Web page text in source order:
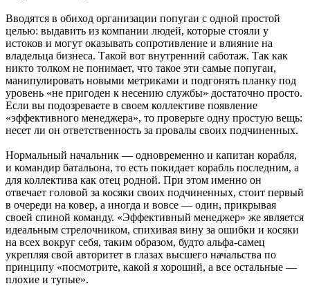
Вводятся в обиход организации попугаи с одной простой
целью: выдавить из компании людей, которые стояли у
истоков и могут оказывать сопротивление и влияние на
владельца бизнеса. Такой вот внутренний саботаж. Так как
никто толком не понимает, что такое эти самые попугаи,
манипулировать новыми метриками и подгонять планку под
уровень «не пригоден к несению службы» достаточно просто.
Если вы подозреваете в своем коллективе появление
«эффективного менеджера», то проверьте одну простую вещь:
несет ли он ответственность за провалы своих подчиненных.
Нормальный начальник — одновременно и капитан корабля,
и командир батальона, то есть покидает корабль последним, а
для коллектива как отец родной. При этом именно он
отвечает головой за косяки своих подчиненных, стоит первый
в очереди на ковер, а иногда и вовсе — один, прикрывая
своей спиной команду. «Эффективный менеджер» же является
идеальным стрелочником, спихивая вину за ошибки и косяки
на всех вокруг себя, таким образом, будто альфа-самец
укрепляя свой авторитет в глазах высшего начальства по
принципу «посмотрите, какой я хороший, а все остальные —
плохие и тупые».